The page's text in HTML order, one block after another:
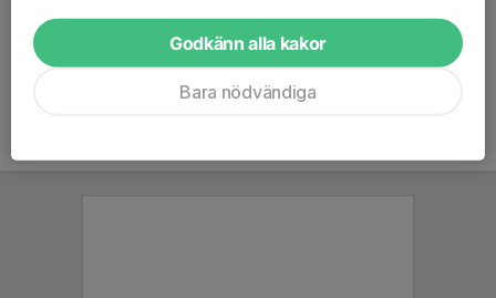
Godkänn alla kakor
Bara nödvändiga